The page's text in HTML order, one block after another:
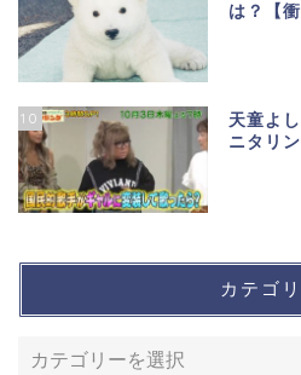
は？【
10
天童よ
ニタリン
カテゴ